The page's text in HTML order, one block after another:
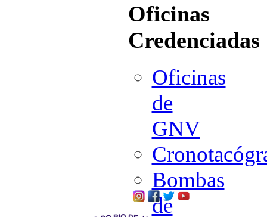
Oficinas
Credenciadas
Oficinas
de
GNV
Bombas
de